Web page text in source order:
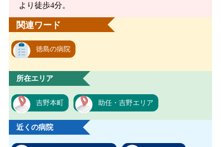
より徒歩4分。
関連ワード
徳島の病院
所在エリア
吉野本町 助任・吉野エリア
近くの病院